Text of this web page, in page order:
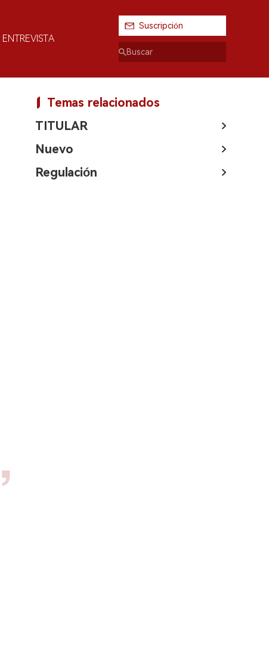
ENTREVISTA
Suscripción
Temas relacionados
TITULAR
Nuevo
Regulación